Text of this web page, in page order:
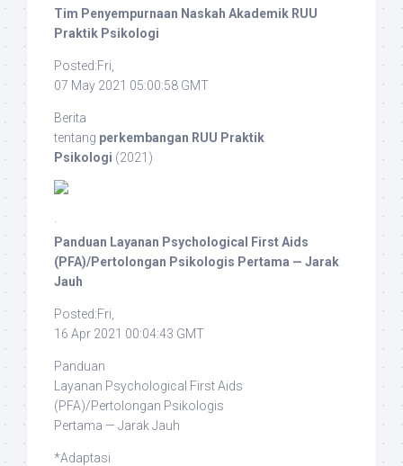
Tim Penyempurnaan Naskah Akademik RUU
Praktik Psikologi
Posted:Fri,
07 May 2021 05:00:58 GMT
Berita
tentang perkembangan RUU Praktik
Psikologi (2021)
·
Panduan Layanan Psychological First Aids
(PFA)/Pertolongan Psikologis Pertama — Jarak
Jauh
Posted:Fri,
16 Apr 2021 00:04:43 GMT
Panduan
Layanan Psychological First Aids
(PFA)/Pertolongan Psikologis
Pertama — Jarak Jauh
*Adaptasi